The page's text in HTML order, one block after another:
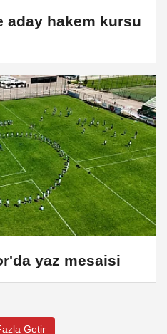
aday hakem kursu
yaz mesaisi
Getir